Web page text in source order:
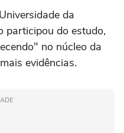
da
participou do estudo,
no núcleo da
evidências.